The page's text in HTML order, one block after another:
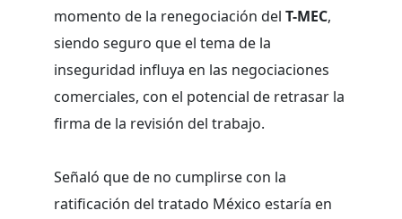
momento de la renegociación del T-MEC,
siendo seguro que el tema de la
inseguridad influya en las negociaciones
comerciales, con el potencial de retrasar la
firma de la revisión del trabajo.
Señaló que de no cumplirse con la
ratificación del tratado México estaría en